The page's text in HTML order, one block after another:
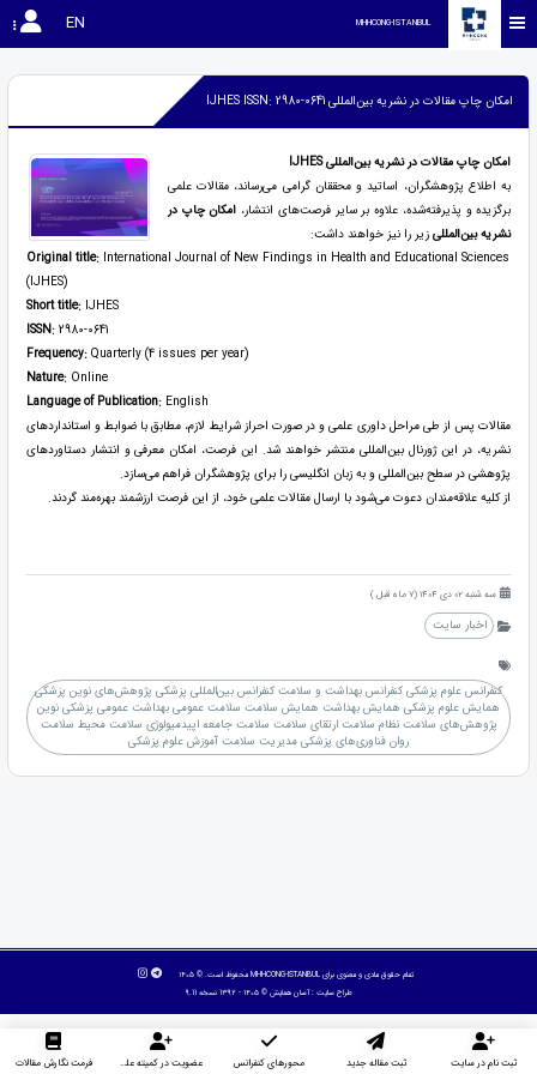
MHHCONG-ISTANBUL
EN
امکان چاپ مقالات در نشریه بین‌المللی IJHES ISSN: 2980-0641
امکان چاپ مقالات در نشریه بین‌المللی IJHES
به اطلاع پژوهشگران، اساتید و محققان گرامی می‌رساند، مقالات علمی
برگزیده و پذیرفته‌شده، علاوه بر سایر فرصت‌های انتشار، امکان چاپ در
نشریه بین‌المللیزیر را نیز خواهند داشت:
Original title:International Journal of New Findings in Health and Educational Sciences
(IJHES)
Short title:IJHES
ISSN:2980-0641
Frequency:Quarterly (4 issues per year)
Nature:Online
Language of Publication:English
مقالات پس از طی مراحل داوری علمی و در صورت احراز شرایط لازم، مطابق با ضوابط و استانداردهای
نشریه، در این ژورنال بین‌المللی منتشر خواهند شد. این فرصت، امکان معرفی و انتشار دستاوردهای
پژوهشی در سطح بین‌المللی و به زبان انگلیسی را برای پژوهشگران فراهم می‌سازد.
از کلیه علاقه‌مندان دعوت می‌شود با ارسال مقالات علمی خود، از این فرصت ارزشمند بهره‌مند گردند.
سه شنبه 02 دی 1404 (7 ماه قبل )
اخبار سایت
کنفرانس علوم پزشکی کنفرانس بهداشت و سلامت کنفرانس بین‌المللی پزشکی پژوهش‌های نوین پزشکی
همایش علوم پزشکی همایش بهداشت همایش سلامت سلامت عمومی بهداشت عمومی پزشکی نوین
پژوهش‌های سلامت نظام سلامت ارتقای سلامت سلامت جامعه اپیدمیولوژی سلامت محیط سلامت
روان فناوری‌های پزشکی مدیریت سلامت آموزش علوم پزشکی
تمام حقوق مادی و معنوی برای MHHCONG-ISTANBUL محفوظ است. © ۱۴۰۵
طراح سایت :آسان همایش © ۱۴۰۵ - 1392 نسخه 9.11
ثبت نام در سایت ثبت مقاله جدید محورهای کنفرانس عضویت در کمیته علمی داوران فرمت نگارش مقالات